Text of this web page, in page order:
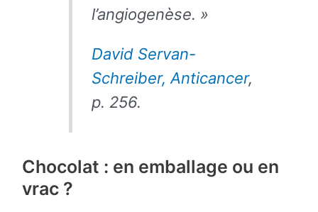
l’angiogenèse. »
David Servan-
Schreiber, Anticancer,
p. 256.
Chocolat : en emballage ou en
vrac ?